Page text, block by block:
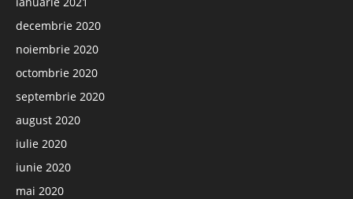
decembrie 2020
noiembrie 2020
octombrie 2020
septembrie 2020
august 2020
iulie 2020
iunie 2020
mai 2020